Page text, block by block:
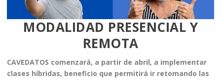
MODALIDAD PRESENCIAL Y
REMOTA
CAVEDATOS comenzará, a partir de abril, a implementar
clases híbridas, beneficio que permitirá ir retomando las